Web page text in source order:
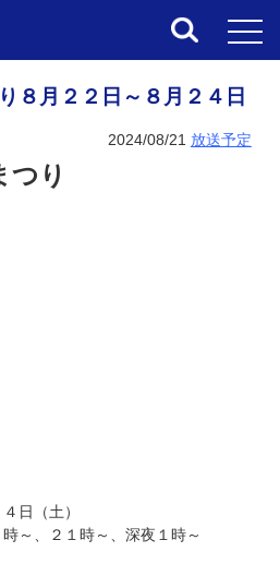
８月２２日～８月２４日
2024/08/21 放送予定
つり
日（土）
～、２１時～、深夜１時～